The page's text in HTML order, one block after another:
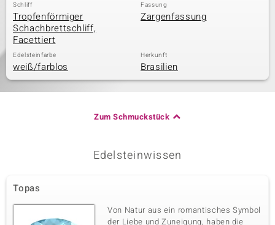
Schliff
Tropfenförmiger
Schachbrettschliff,
Facettiert
Fassung
Zargenfassung
Edelsteinfarbe
weiß/farblos
Herkunft
Brasilien
Zum Schmuckstück
Edelsteinwissen
Topas
Von Natur aus ein romantisches Symbol
der Liebe und Zuneigung, haben die